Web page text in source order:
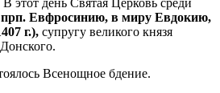
этот день Святая Церковь среди
прп. Евфросинию, в миру Евдокию,
г.), супругу великого князя
Всенощное бдение.